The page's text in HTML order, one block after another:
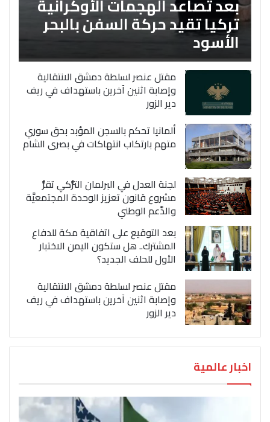
تركيا تقيد حركة السفن بالبحر
الأسود
مقتل عنصر لسلطة دمشق الانتقالية
وإصابة اثنين آخرين باستهداف في ريف
دير الزور
ألمانيا تحكم بالسجن المؤبد بحق سوري
متهم بارتكاب انتهاكات في بصرى الشام
لجنة العدل في البرلمان التُّركي تقرُّ
مشروع قانون تعزيز الوحدة المجتمعيَّة
والدَّعم الوطني
بعد التوقيع على اتفاقية مكة للدفاع
المشترك.. هل ستكون اليمن الاختبار
الأول للحلف الجديد؟
مقتل عنصر لسلطة دمشق الانتقالية
وإصابة اثنين آخرين باستهداف في ريف
دير الزور
اخبار عالمية